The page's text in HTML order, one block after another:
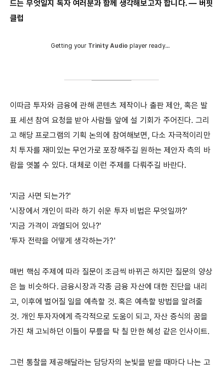
드는 무엇일지 독자 여러분과 함께 생각해보고자 합니다. ― 버핏
클럽
Getting your Trinity Audio player ready...
이따금 투자와 금융에 관해 콘텐츠 제작이나 출판 제안, 혹은 발
표 세션 참여 요청을 받아 사람들 앞에 설 기회가 주어진다. 그리
고 해당 프로그램의 기획 논의에 참여해보면, 다소 자극적이리만
치 투자를 재미있는 무언가로 포장해주길 원하는 제안자 측의 바
람을 엿볼 수 있다. 대체로 이런 주제를 다뤄주길 바란다.
'지금 사면 되는가?'
'시장에서 개인이 따라 하기 쉬운 투자 비법은 무엇일까?'
'지금 가격이 과열되어 있나?'
'투자 전략을 어떻게 생각하는가?'
매번 핵심 주제에 따라 질문이 조금씩 바뀌곤 하지만 질문의 양상
은 늘 비슷하다. 금융시장과 각종 금융 자산에 대한 진단을 내리
고, 이후에 벌어질 일을 예측할 것. 혹은 예측할 방법을 알려줄
것. 개인 투자자에게 즉각적으로 도움이 되고, 자산 증식의 꿈을
가진 채 고뇌하던 이들이 무릎을 탁 칠 만한 혜성 같은 인사이트.
그런 통찰을 제공해달라는 담당자의 눈빛을 받을 때마다 나는 고